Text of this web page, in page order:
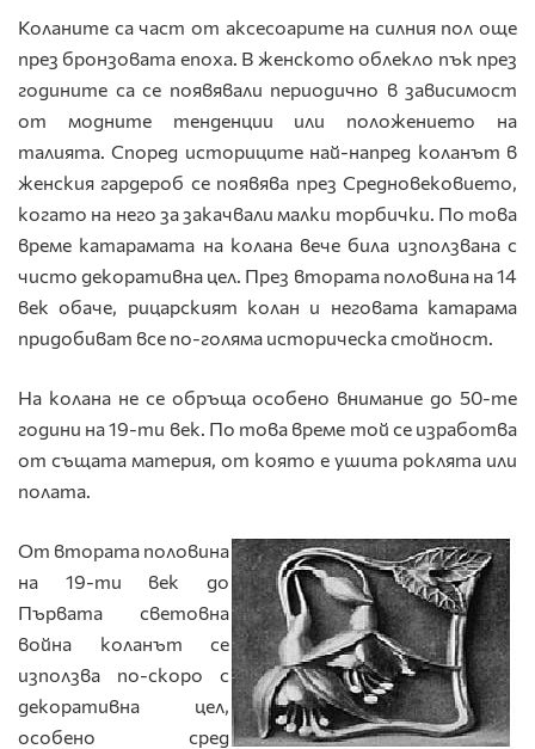
Коланите са част от аксесоарите на силния пол още
през бронзовата епоха. В женското облекло пък през
годините са се появявали периодично в зависимост
от модните тенденции или положението на
талията. Според историците най-напред коланът в
женския гардероб се появява през Средновековието,
когато на него за закачвали малки торбички. По това
време катарамата на колана вече била използвана с
чисто декоративна цел. През втората половина на 14
век обаче, рицарският колан и неговата катарама
придобиват все по-голяма историческа стойност.
На колана не се обръща особено внимание до 50-те
години на 19-ти век. По това време той се изработва
от същата материя, от която е ушита роклята или
полата.
От втората половина
на 19-ти век до
Първата световна
война коланът се
използва по-скоро с
декоративна цел,
особено сред